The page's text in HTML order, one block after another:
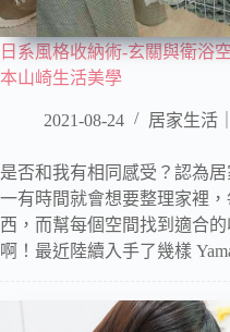
日系風格收納術-玄關與衛浴
本山崎生活美學
2021-08-24 居家生活
是否和我有相同感受？認為
一有時間就會想要整理家裡
西，而幫每個空間找到適合
啊！最近陸續入手了幾樣